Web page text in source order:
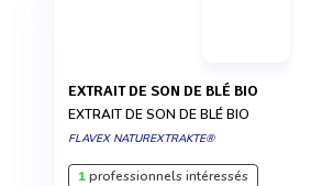
EXTRAIT DE SON DE BLÉ BIO
EXTRAIT DE SON DE BLÉ BIO
FLAVEX NATUREXTRAKTE®
1professionnels intéressés